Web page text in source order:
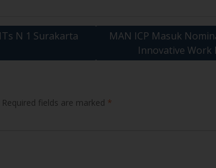
Required fields are marked
*